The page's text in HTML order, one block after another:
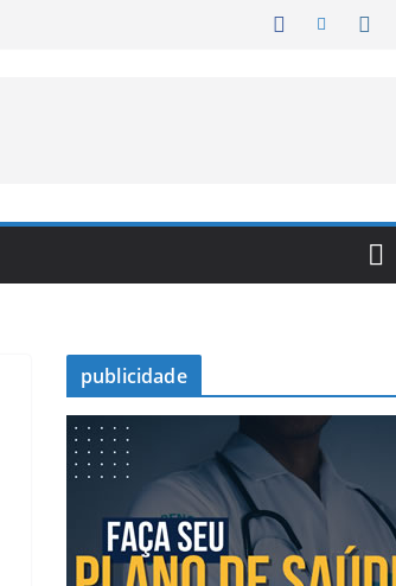
publicidade